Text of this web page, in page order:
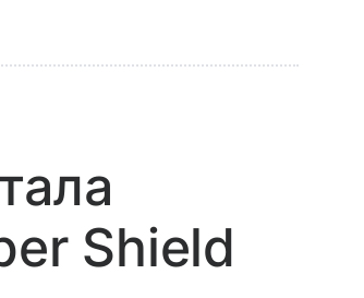
Shield